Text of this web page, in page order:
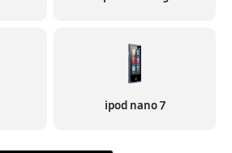
ipod nano 7